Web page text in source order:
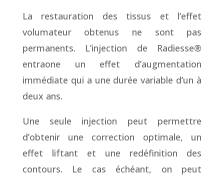
La restauration des tissus et l’effet
volumateur obtenus ne sont pas
permanents. L’injection de Radiesse®
entraоne un effet d’augmentation
immédiate qui a une durée variable d’un à
deux ans.
Une seule injection peut permettre
d’obtenir une correction optimale, un
effet liftant et une redéfinition des
contours. Le cas échéant, on peut